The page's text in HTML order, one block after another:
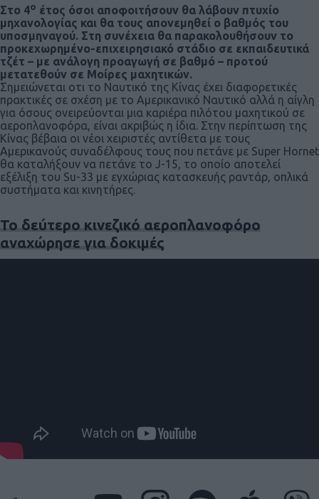
Στο 4ο έτος όσοι αποφοιτήσουν θα λάβουν πτυχίο
μηχανολογίας και θα τους απονεμηθεί ο βαθμός του
υποσμηναγού. Στη συνέχεια θα παρακολουθήσουν το
προκεχωρημένο-επιχειρησιακό στάδιο σε εκπαιδευτικά
τζέτ – με ανάλογη προαγωγή σε βαθμό – προτού
μετατεθούν σε Μοίρες μαχητικών.
Σημειώνεται οτι το Ναυτικό της Κίνας έχει διαφορετικές
πρακτικές σε σχέση με το Αμερικανικό Ναυτικό αλλά η αίγλη
για όσους ονειρεύονται μια καριέρα πιλότου μαχητικού σε
αεροπλανοφόρα, είναι ακριβώς η ίδια. Στην περίπτωση της
Κίνας βέβαια οι νέοι χειριστές αντίθετα με τους
Αμερικανούς συναδέλφους τους που πετάνε με Super Hornet
θα καταλήξουν να πετάνε το J-15, το οποίο αποτελεί
εξέλιξη του Su-33 με εγχώριας κατασκευής ραντάρ, οπλικά
συστήματα και κινητήρες.
Το δεύτερο κινεζικό αεροπλανοφόρο
αναχώρησε για δοκιμές